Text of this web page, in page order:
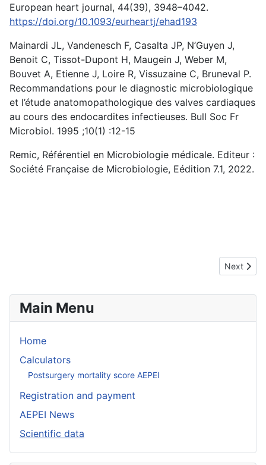
European heart journal, 44(39), 3948–4042.
https://doi.org/10.1093/eurheartj/ehad193
Mainardi JL, Vandenesch F, Casalta JP, N’Guyen J,
Benoit C, Tissot-Dupont H, Maugein J, Weber M,
Bouvet A, Etienne J, Loire R, Vissuzaine C, Bruneval P.
Recommandations pour le diagnostic microbiologique
et l’étude anatomopathologique des valves cardiaques
au cours des endocardites infectieuses. Bull Soc Fr
Microbiol. 1995 ;10(1) :12-15
Remic, Référentiel en Microbiologie médicale. Editeur :
Société Française de Microbiologie, Eédition 7.1, 2022.
Next
Next
Main Menu
Home
Calculators
Postsurgery mortality score AEPEI
Registration and payment
AEPEI News
Scientific data